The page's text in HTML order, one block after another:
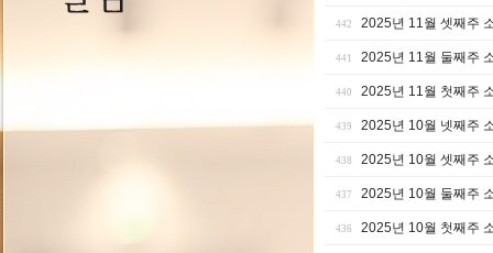
442 2025년 11월 셋째주
441 2025년 11월 둘째주
440 2025년 11월 첫째주
439 2025년 10월 넷째주
438 2025년 10월 셋째주
437 2025년 10월 둘째주
436 2025년 10월 첫째주